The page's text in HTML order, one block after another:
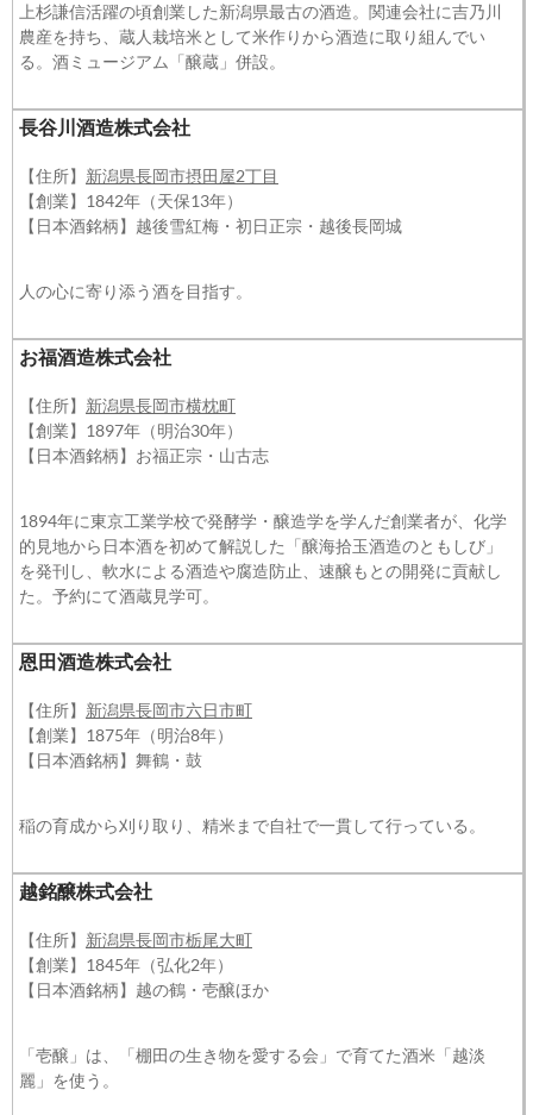
上杉謙信活躍の頃創業した新潟県最古の酒造。関連会社に吉乃川
農産を持ち、蔵人栽培米として米作りから酒造に取り組んでい
る。酒ミュージアム「醸蔵」併設。
長谷川酒造株式会社
【住所】 新潟県長岡市摂田屋2丁目
【創業】1842年（天保13年）
【日本酒銘柄】越後雪紅梅・初日正宗・越後長岡城
人の心に寄り添う酒を目指す。
お福酒造株式会社
【住所】 新潟県長岡市横枕町
【創業】1897年（明治30年）
【日本酒銘柄】お福正宗・山古志
1894年に東京工業学校で発酵学・醸造学を学んだ創業者が、化学
的見地から日本酒を初めて解説した「醸海拾玉酒造のともしび」
を発刊し、軟水による酒造や腐造防止、速醸もとの開発に貢献し
た。予約にて酒蔵見学可。
恩田酒造株式会社
【住所】 新潟県長岡市六日市町
【創業】1875年（明治8年）
【日本酒銘柄】舞鶴・鼓
稲の育成から刈り取り、精米まで自社で一貫して行っている。
越銘醸株式会社
【住所】 新潟県長岡市栃尾大町
【創業】1845年（弘化2年）
【日本酒銘柄】越の鶴・壱醸ほか
「壱醸」は、「棚田の生き物を愛する会」で育てた酒米「越淡
麗」を使う。